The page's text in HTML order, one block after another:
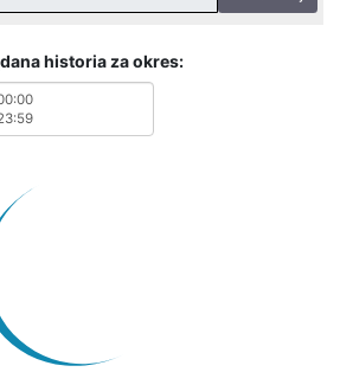
30, Miesiące: 1 - 2
historia za okres: